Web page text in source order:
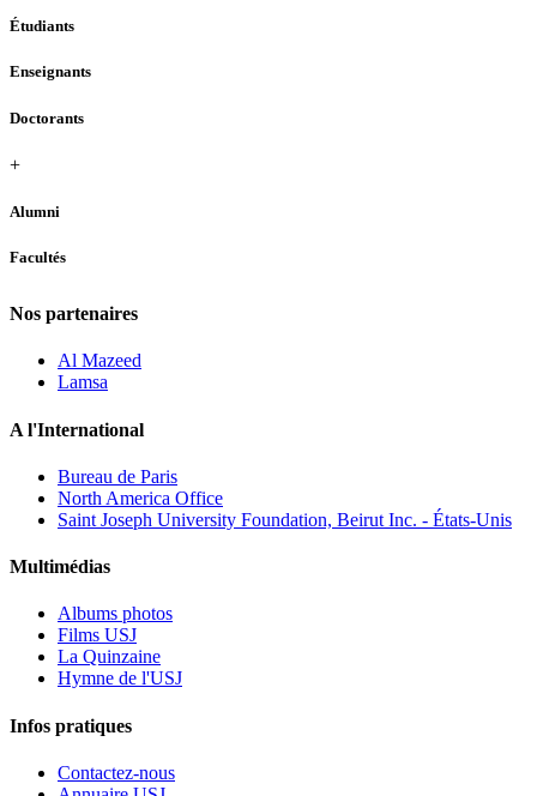
Étudiants
Enseignants
Doctorants
+
Alumni
Facultés
Nos partenaires
Al Mazeed
Lamsa
A l'International
Bureau de Paris
North America Office
Saint Joseph University Foundation, Beirut Inc. - États-Unis
Multimédias
Albums photos
Films USJ
La Quinzaine
Hymne de l'USJ
Infos pratiques
Contactez-nous